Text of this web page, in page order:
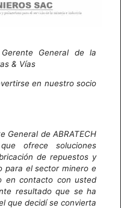
Gerente General de la
& Vías
en nuestro socio
General de ABRATECH
ofrece soluciones
de repuestos y
para el sector minero e
en contacto con usted
resultado que se ha
que decidí se convierta